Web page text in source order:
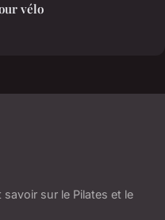
vélo
sur le Pilates et le